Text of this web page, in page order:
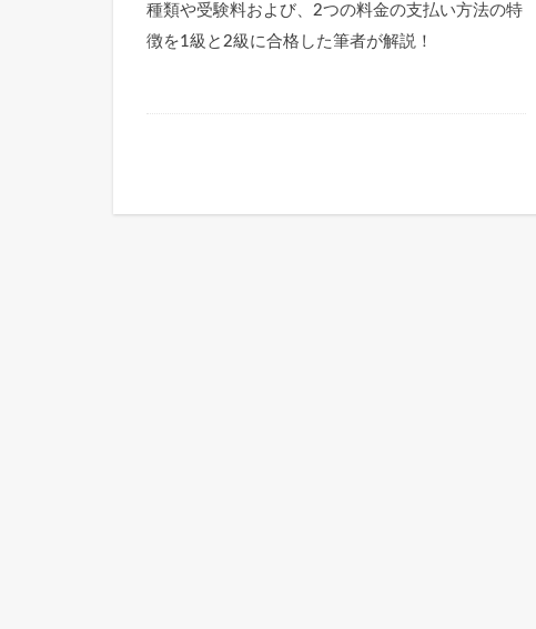
種類や受験料および、2つの料金の支払い方法の特
徴を1級と2級に合格した筆者が解説！